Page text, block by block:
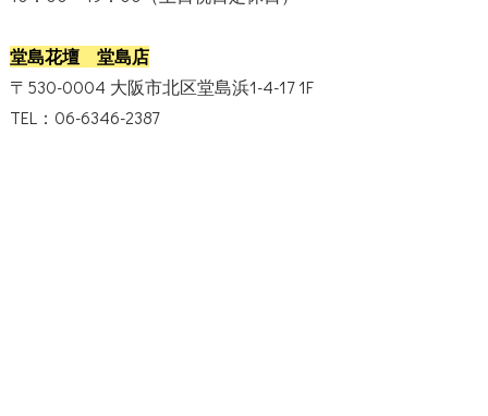
堂島花壇 堂島店
〒530-0004 大阪市北区堂島浜1-4-17 1F
TEL：06-6346-2387